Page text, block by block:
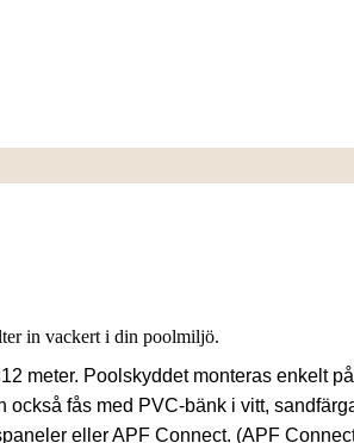
in vackert i din poolmiljö.
meter. Poolskyddet monteras enkelt
fås med PVC-bänk i vitt,
eller APF Connect. (APF